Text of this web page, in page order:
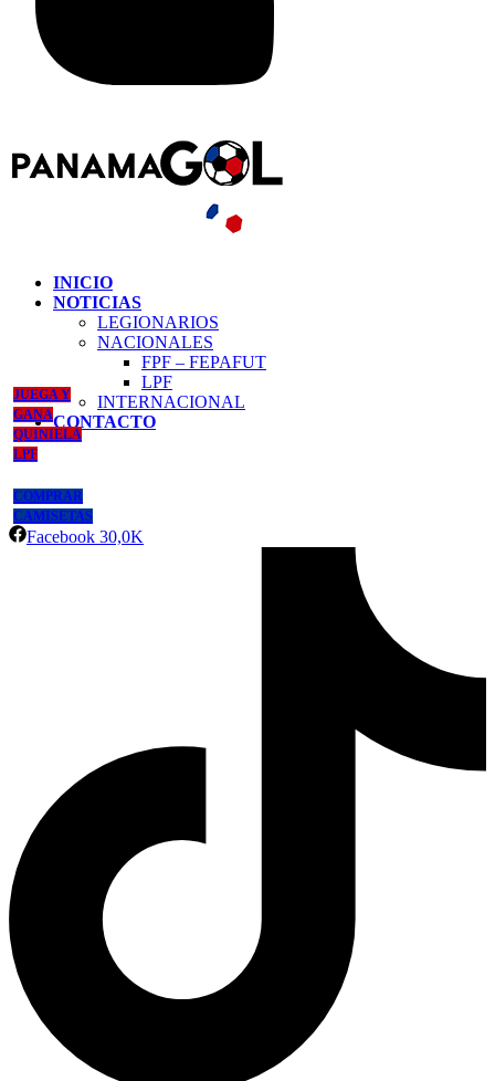
INICIO
NOTICIAS
LEGIONARIOS
NACIONALES
FPF – FEPAFUT
LPF
INTERNACIONAL
CONTACTO
JUEGA Y
GANA
QUINIELA
LPF
COMPRAR
CAMISETAS
Facebook 30,0K